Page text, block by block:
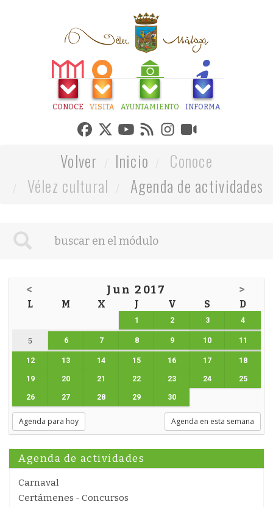
CONOCE VISITA AYUNTAMIENTO INFORMA
Volver Inicio
Conoce
Vélez cultural
Agenda de actividades
< Jun 2017 >
L M X J V S D
1 2 3 4
5 6 7 8 9 10 11
12 13 14 15 16 17 18
19 20 21 22 23 24 25
26 27 28 29 30
Agenda para hoy Agenda en esta semana
Agenda de actividades
Carnaval
Certámenes - Concursos